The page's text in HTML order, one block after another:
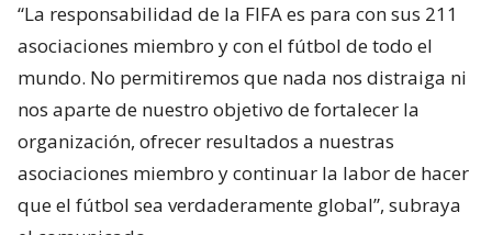
“La responsabilidad de la FIFA es para con sus 211
asociaciones miembro y con el fútbol de todo el
mundo. No permitiremos que nada nos distraiga ni
nos aparte de nuestro objetivo de fortalecer la
organización, ofrecer resultados a nuestras
asociaciones miembro y continuar la labor de hacer
que el fútbol sea verdaderamente global”, subraya